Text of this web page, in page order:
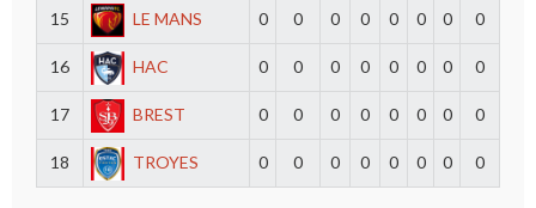
15 LE MANS 0 0 0 0 0 0 0 0
16 HAC 0 0 0 0 0 0 0 0
17 BREST 0 0 0 0 0 0 0 0
18 TROYES 0 0 0 0 0 0 0 0